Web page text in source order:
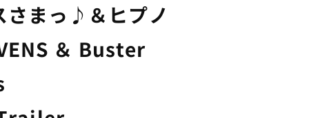
さまっ♪＆ヒプノ
＆ Buster